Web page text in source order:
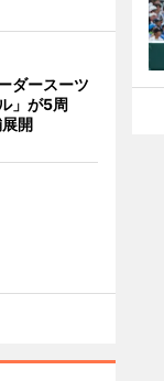
ダースーツ
」が5周
開